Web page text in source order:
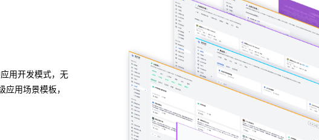
用开发模式，无
用场景模板，
异构算力统一纳管
模型算力全面优化
ca88问学支持信创/非信创、多品牌CPU与GPU异构多端算力的统一
管理，解决大模型算力技术瓶颈，可根据模型、芯片类型，弹性调
度，提高关键核心算力GPU使用效率。
预约专家咨询 >>